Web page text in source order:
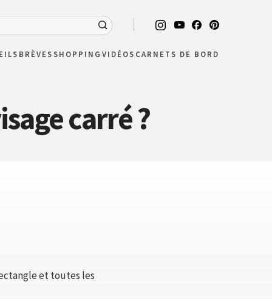
BRÈVESSHOPPING VIDÉOS CARNETS DE BORD
carré ?
et toutes les